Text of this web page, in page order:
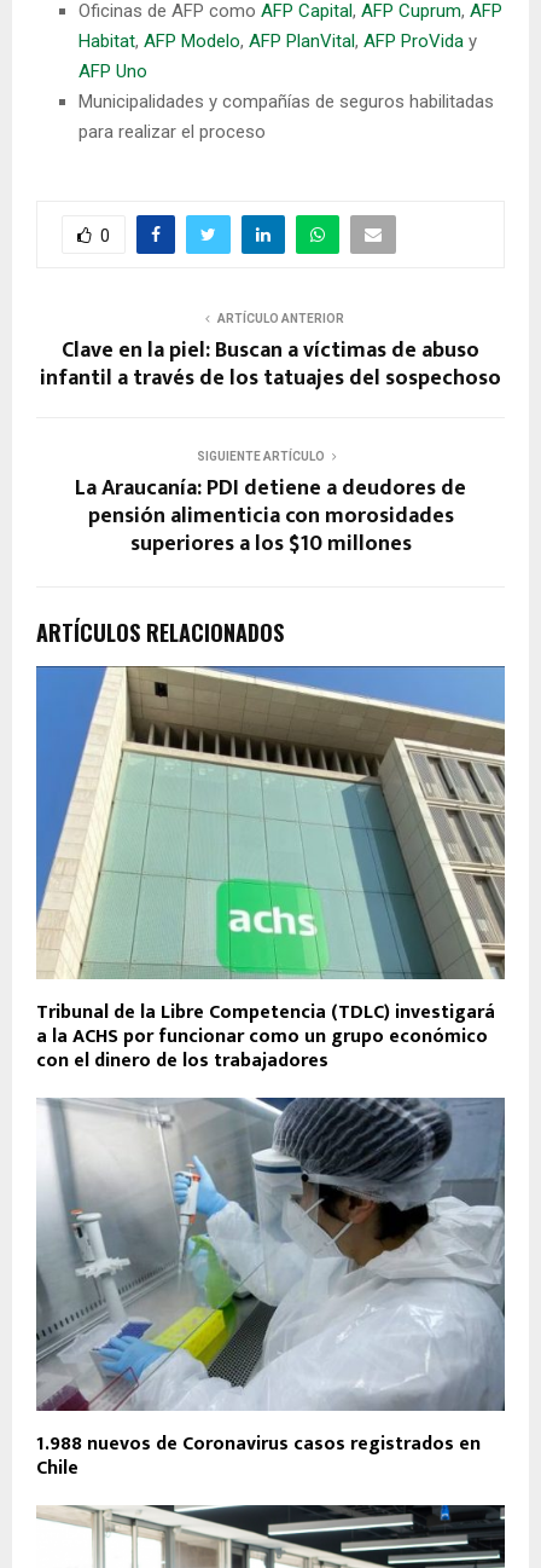
Oficinas de AFP como AFP Capital, AFP Cuprum, AFP
Habitat, AFP Modelo, AFP PlanVital, AFP ProVida y
AFP Uno
Municipalidades y compañías de seguros habilitadas
para realizar el proceso
0
ARTÍCULO ANTERIOR
Clave en la piel: Buscan a víctimas de abuso
infantil a través de los tatuajes del sospechoso
SIGUIENTE ARTÍCULO
La Araucanía: PDI detiene a deudores de
pensión alimenticia con morosidades
superiores a los $10 millones
ARTÍCULOS RELACIONADOS
Tribunal de la Libre Competencia (TDLC) investigará
a la ACHS por funcionar como un grupo económico
con el dinero de los trabajadores
1.988 nuevos de Coronavirus casos registrados en
Chile